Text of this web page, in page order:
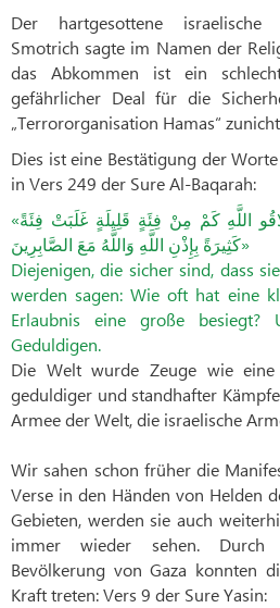
Der hartgesottene israelische
Smotrich sagte im Namen der
das Abkommen ist ein
gefährlicher Deal für die
„Terrororganisation Hamas“
Dies ist eine Bestätigung der
in Vers 249 der Sure Al-Baqarah:
«اللَّهِ كَمْ مِنْ فِئَةٍ قَلِيلَةٍ غَلَبَتْ فِئَةً
كَثِيرَةً بِإِذْنِ اللَّهِ وَاللَّهُ مَعَ الصَّابِرِينَ»
Diejenigen, die sicher sind, dass
werden sagen: Wie oft hat eine
Erlaubnis eine große
Geduldigen.
Die Welt wurde Zeuge wie
geduldiger und standhafter
Armee der Welt, die israelische
Wir sahen schon früher die
Verse in den Händen von Helden
Gebieten, werden sie auch
immer wieder sehen.
Bevölkerung von Gaza konnten
Kraft treten: Vers 9 der Sure Yasin: